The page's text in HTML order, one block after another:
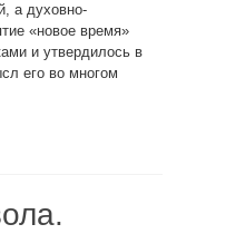
а духовно-
«новое время»
и утвердилось в
его во многом